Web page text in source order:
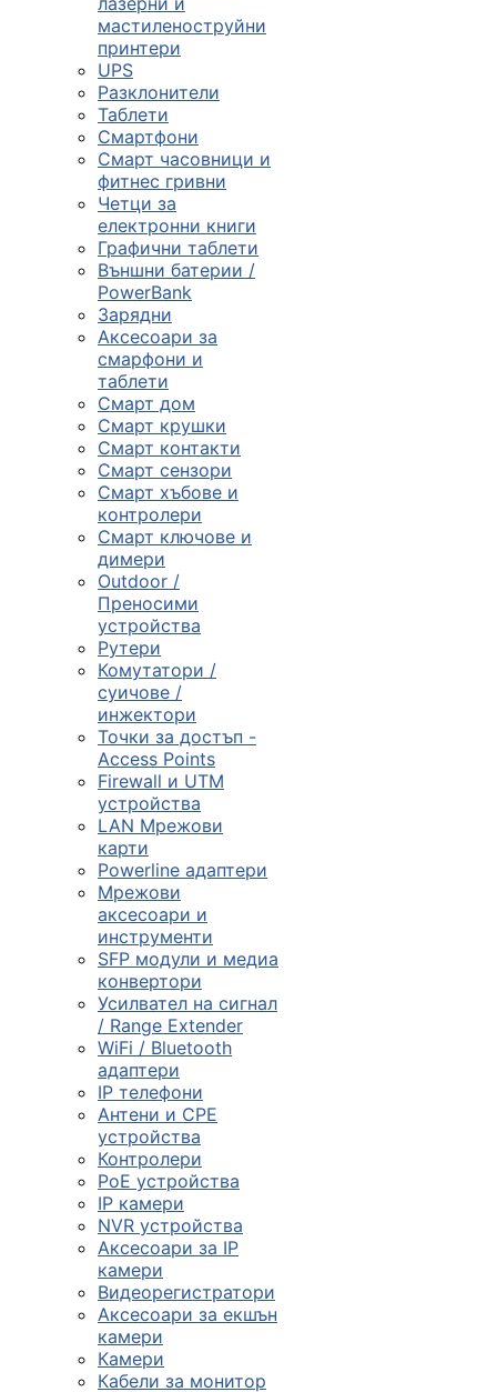
мастиленоструйни
принтери
UPS
Разклонители
Таблети
Смартфони
Смарт часовници и
фитнес гривни
Четци за
електронни книги
Графични таблети
Външни батерии /
PowerBank
Зарядни
Аксесоари за
смарфони и
таблети
Смарт дом
Смарт крушки
Смарт контакти
Смарт сензори
Смарт хъбове и
контролери
Смарт ключове и
димери
Outdoor /
Преносими
устройства
Рутери
Комутатори /
суичове /
инжектори
Точки за достъп -
Access Points
Firewall и UTM
устройства
LAN Мрежови
карти
Powerline адаптери
Мрежови
аксесоари и
инструменти
SFP модули и медиа
конвертори
Усилвател на сигнал
/ Range Extender
WiFi / Bluetooth
адаптери
IP телефони
Антени и CPE
устройства
Контролери
PoE устройства
IP камери
NVR устройства
Аксесоари за IP
камери
Видеорегистратори
Аксесоари за екшън
камери
Камери
Кабели за монитор